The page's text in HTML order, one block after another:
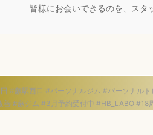
皆様にお会いできるのを、スタ
#蕨駅西口 #パーソナルジム #パーソナル
善 #蕨ジム #3月予約受付中 #HB_LABO #18